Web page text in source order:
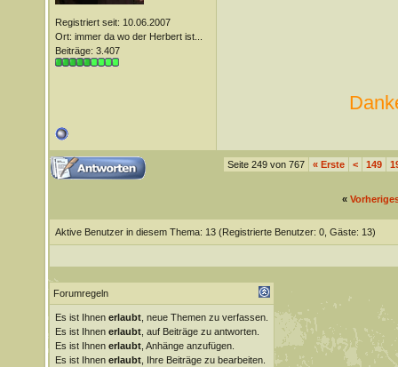
Registriert seit: 10.06.2007
Ort: immer da wo der Herbert ist...
Beiträge: 3.407
Seite 249 von 767 «Erste < 149
«
Aktive Benutzer in diesem Thema: 13 (Registrierte Benutzer: 0, Gäste: 13)
Forumregeln
Es ist Ihnen erlaubt, neue Themen zu verfassen.
Es ist Ihnen erlaubt, auf Beiträge zu antworten.
Es ist Ihnen erlaubt, Anhänge anzufügen.
Es ist Ihnen erlaubt, Ihre Beiträge zu bearbeiten.